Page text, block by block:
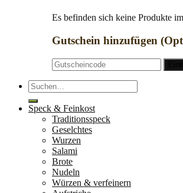
Es befinden sich keine Produkte
Gutschein hinzufügen
Suche
nach:
Speck & Feinkost
Traditionsspeck
Geselchtes
Wurzen
Salami
Brote
Nudeln
Würzen & verfeinern